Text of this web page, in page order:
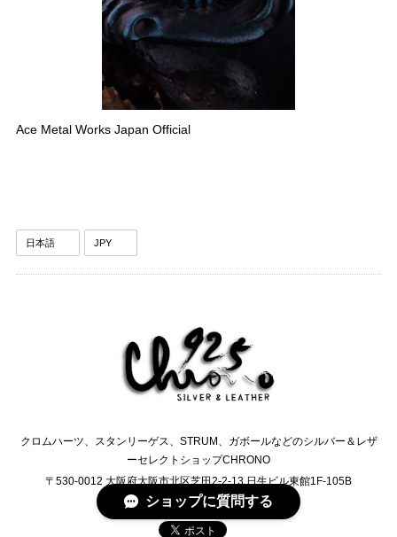
Ace Metal Works Japan Official
クロムハーツ、スタンリーゲス、STRUM、ガボールなどのシルバー＆レザ
ーセレクトショップCHRONO
〒530-0012 大阪府大阪市北区芝田2-2-13 日生ビル東館1F-105B
TEL:0120-6245-76
ショップに質問する